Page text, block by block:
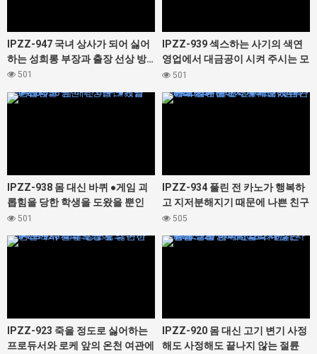
IPZZ-947 국녀 상사가 되어 싫어
하는 성희롱 부장과 출장 선상 방…
501
IPZZ-939 섹스하는 사기의 색연
영업에서 대금공이 시켜 주시는 모
모 아이 짱을 속은 약자 뚱뚱한 아
모 아이
501
434438
IPZZ-938 몸 대신 바퀴 ●게임 괴
롭힘을 당한 학생을 도왔을 뿐인
데…501
434436
IPZZ-934 풀린 전 카노가 행복하
고 지저분해지기 때문에 나쁜 친구
들과 집에서 볼록해 지금 그의 앞
505
434434
IPZZ-923 죽을 정도로 싫어하는
프로듀서와 로케 앞의 온천 여관에
434432
IPZZ-920 몸 대신 고기 변기 사정
해도 사정해도 끝나지 않는 절륜